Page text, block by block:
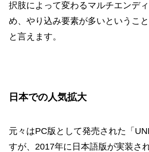
択肢によって変わるマルチエンデ
め、やり込み要素が多いというこ
と言えます。
日本での人気拡大
元々はPC版として発売された「
すが、2017年に日本語版が実装さ